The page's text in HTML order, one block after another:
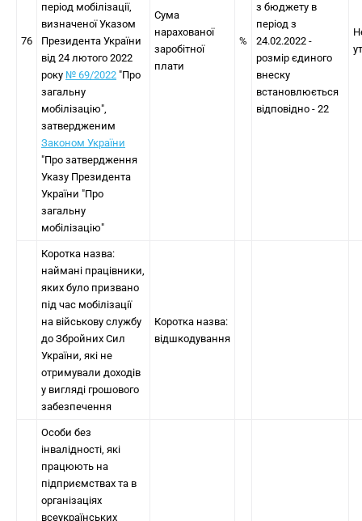
76
період мобілізації,
визначеної Указом
Президента України
від 24 лютого 2022
року № 69/2022 "Про
загальну
мобілізацію",
затвердженим
Законом України
"Про затвердження
Указу Президента
України "Про
загальну
мобілізацію"
Сума
нарахованої
заробітної
плати
%
з бюджету в
період з
24.02.2022 -
розмір єдиного
внеску
встановлюється
відповідно - 22
Коротка назва:
наймані працівники,
яких було призвано
під час мобілізації
на військову службу
до Збройних Сил
України, які не
отримували доходів
у вигляді грошового
забезпечення
Коротка назва:
відшкодування
Особи без
інвалідності, які
працюють на
підприємствах та в
організаціях
всеукраїнських